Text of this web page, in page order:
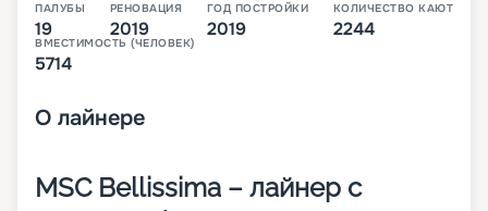
ПАЛУБЫ
19
РЕНОВАЦИЯ
2019
ГОД ПОСТРОЙКИ
2019
КОЛИЧЕСТВО КАЮТ
2244
ВМЕСТИМОСТЬ (ЧЕЛОВЕК)
5714
О лайнере
MSC Bellissima – лайнер с